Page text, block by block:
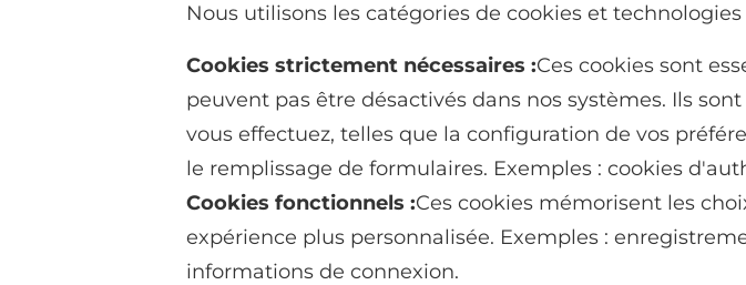
Nous utilisons les catégories de cookies et
Cookies strictement nécessaires :Ces cookies sont
peuvent pas être désactivés dans nos systèmes. Ils
vous effectuez, telles que la configuration de vos
le remplissage de formulaires. Exemples : cookies
Cookies fonctionnels :Ces cookies mémorisent les
expérience plus personnalisée. Exemples :
informations de connexion.